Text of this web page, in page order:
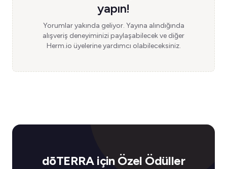
yapın!
Yorumlar yakında geliyor. Yayına alındığında
alışveriş deneyiminizi paylaşabilecek ve diğer
Herm.io üyelerine yardımcı olabileceksiniz.
dōTERRA için Özel Ödüller